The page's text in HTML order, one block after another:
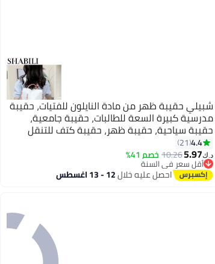
11
شبيلي حقيبة ظهر من مادة النايلون للفتيات، حقيبة
مدرسية كبيرة السعة للطالبات، حقيبة جامعية،
حقيبة سياحية، حقيبة ظهر، حقيبة كتف للتنقل
اليومي، حقيبة كروس بودي، حقيبة مكتب، حقيبة
يد، حقائب حمل للنساء/المراهقات
4.4
21
د.ك‏5.97
10.26 خصم 41%
أقل سعر في السنة
أقل سعر في السنة
احصل عليه خلال12 - 13 اغسطس